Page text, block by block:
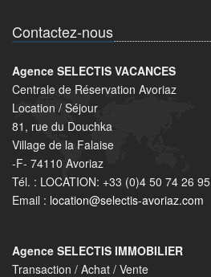
Contactez-nous
Agence SELECTIS VACANCES
Centrale de Réservation Avoriaz
Location / Séjour
81, rue du Douchka
Village de la Falaise
-F- 74110 Avoriaz
Tél. : LOCATION: +33 (0)4 50 74 26 95
Email : location@selectis-avoriaz.com
Agence SELECTIS IMMOBILIER
Transaction / Achat / Vente